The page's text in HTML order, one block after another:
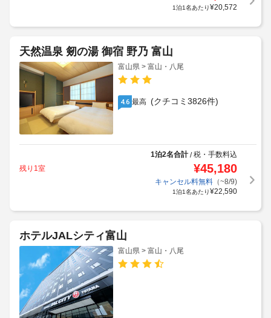
1泊1名あたり¥20,572
天然温泉 剱の湯 御宿 野乃 富山
富山県 > 富山・八尾
4.6 最高 (クチコミ3826件)
1泊2名合計/税・手数料込
残り1室
¥45,180
キャンセル料無料（~8/9)
1泊1名あたり¥22,590
ホテルJALシティ富山
富山県 > 富山・八尾